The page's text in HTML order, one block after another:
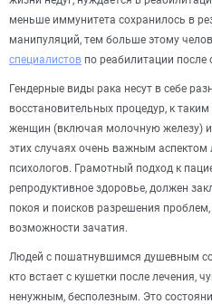
меньше иммунитета сохранилось в
манипуляций, тем больше этому
специалистов по реабилитации после
Гендерные виды рака несут в себе
восстановительных процедур, к
женщин (включая молочную железу)
этих случаях очень важным
психологов. Грамотный подход к
репродуктивное здоровье, должен
покоя и поисков разрешения
возможности зачатия.
Людей с пошатнувшимся душевным
кто встает с кушетки после лечения,
ненужным, бесполезным. Это